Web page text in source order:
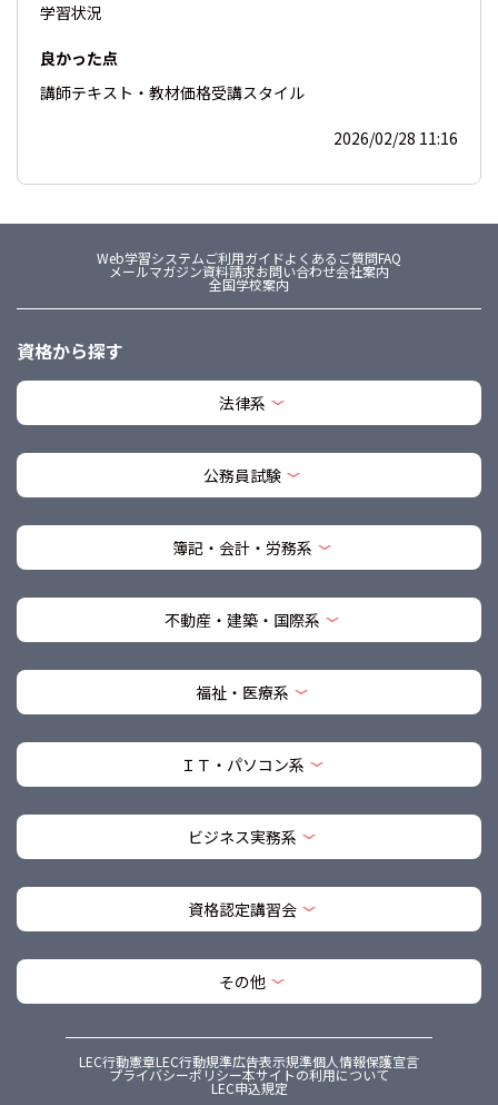
学習状況
良かった点
講師テキスト・教材価格受講スタイル
2026/02/28 11:16
Web学習システムご利用ガイドよくあるご質問FAQ
メールマガジン資料請求お問い合わせ会社案内
全国学校案内
資格から探す
法律系
公務員試験
簿記・会計・労務系
不動産・建築・国際系
福祉・医療系
ＩＴ・パソコン系
ビジネス実務系
資格認定講習会
その他
LEC行動憲章LEC行動規準広告表示規準個人情報保護宣言
プライバシーポリシー本サイトの利用について
LEC申込規定